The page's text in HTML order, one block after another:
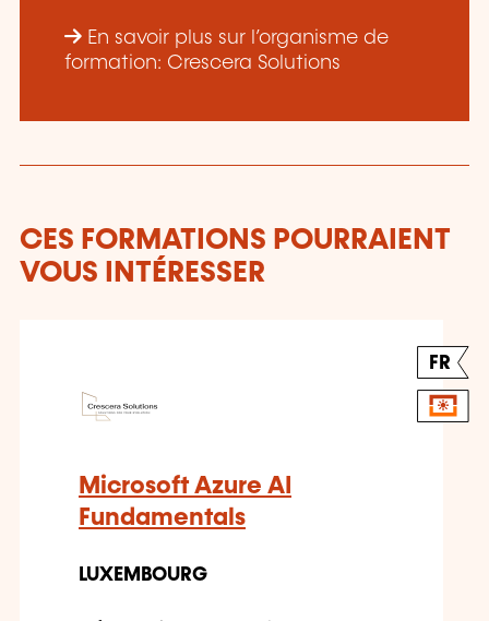
En savoir plus sur l’organisme de
formation: Crescera Solutions
CES FORMATIONS POURRAIENT
VOUS INTÉRESSER
FR
Microsoft Azure AI
Fundamentals
LUXEMBOURG